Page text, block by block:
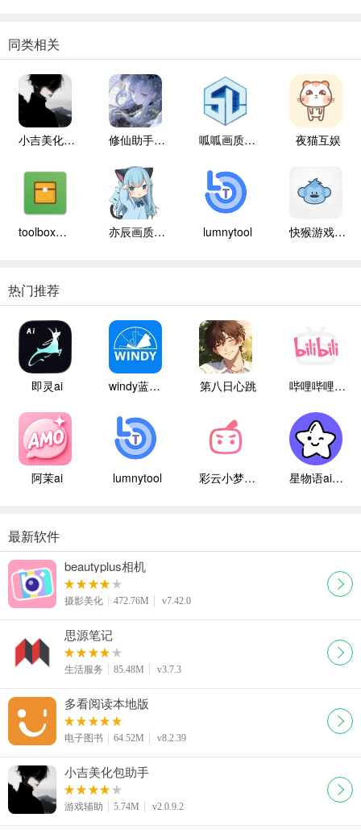
同类相关
小吉美化包助手 修仙助手手机版 呱呱画质盒子 夜猫互娱
toolbox辅助器 亦辰画质大师 lumnytool 快猴游戏盒子
热门推荐
即灵ai windy蓝色气象 第八日心跳 哔哩哔哩白色版
阿茉ai lumnytool 彩云小梦国际版 星物语ai聊天
最新软件
beautyplus相机
摄影美化 472.76M v7.42.0
思源笔记
生活服务 85.48M v3.7.3
多看阅读本地版
电子图书 64.52M v8.2.39
小吉美化包助手
游戏辅助 5.74M v2.0.9.2